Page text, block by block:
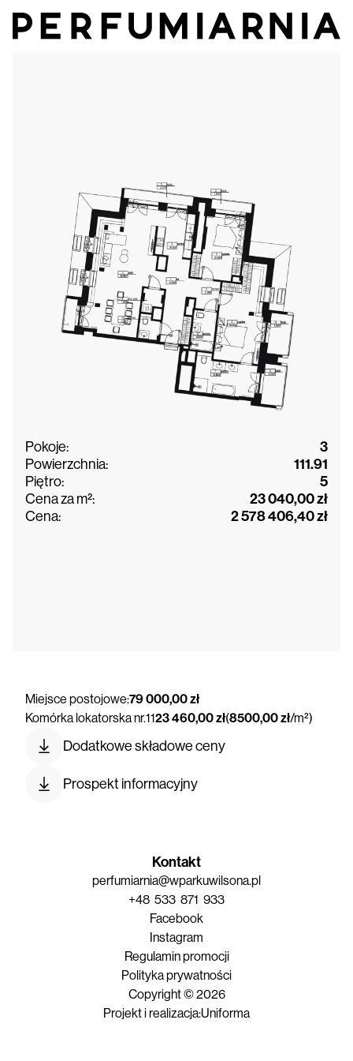
Pokoje:
3
Powierzchnia:
111.91
Piętro:
5
Cena za m²:
23 040,00 zł
Cena:
2 578 406,40 zł
Miejsce postojowe:79 000,00 zł
Komórka lokatorska nr.1123 460,00 zł(8500,00 zł/m²)
Dodatkowe składowe ceny
Prospekt informacyjny
Kontakt
perfumiarnia@wparkuwilsona.pl
+48 533 871 933
Facebook
Instagram
Copyright © 2026
Polityka prywatności
Regulamin promocji
Projekt i realizacja:Uniforma